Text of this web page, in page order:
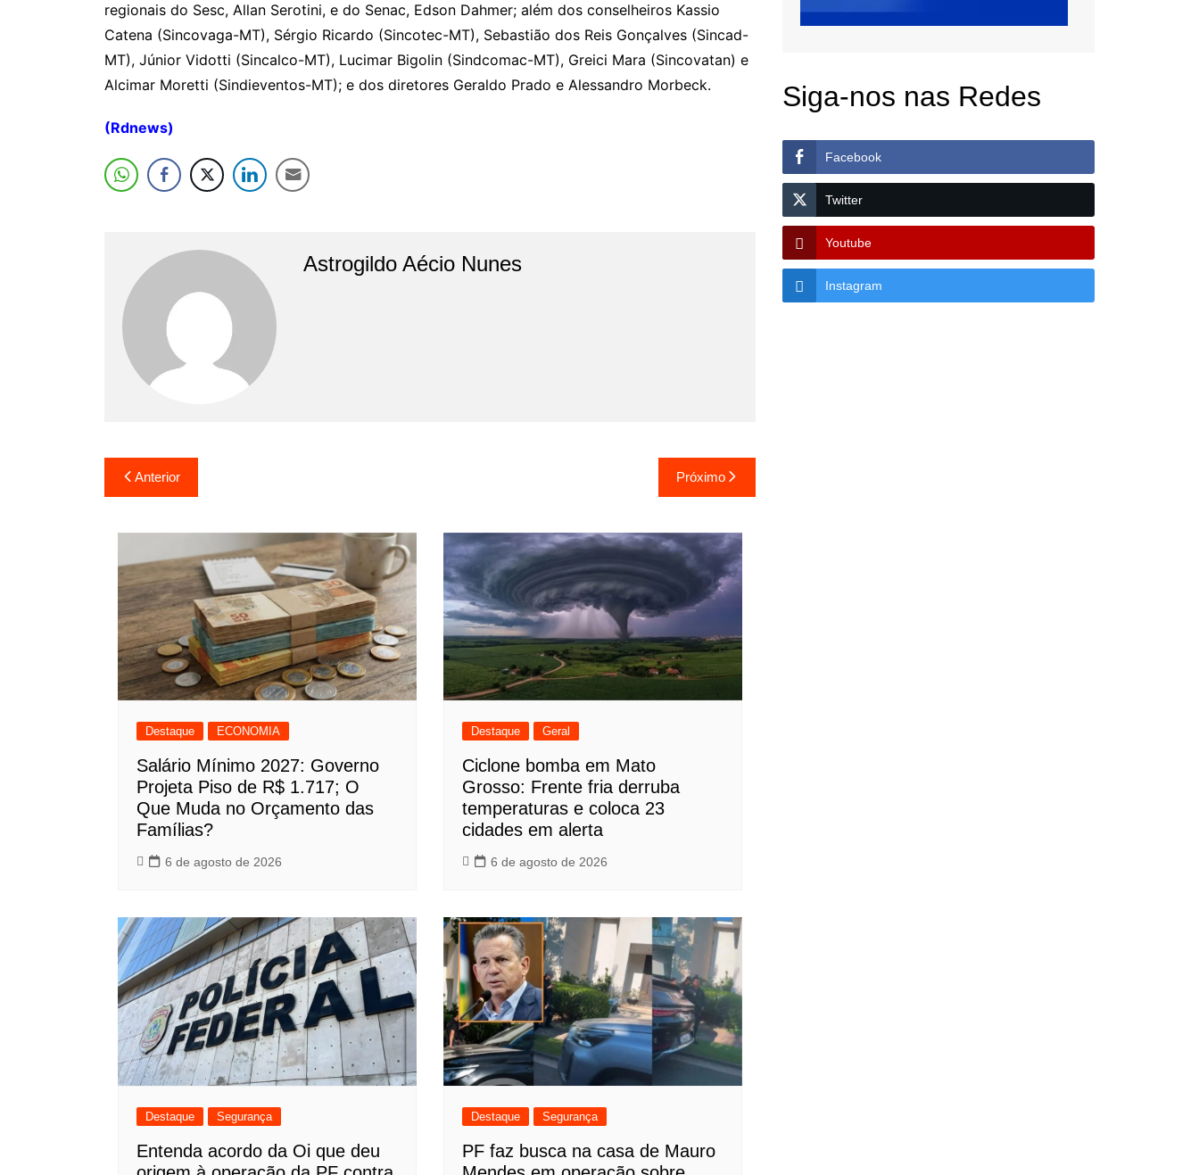
regionais do Sesc, Allan Serotini, e do Senac, Edson Dahmer; além dos conselheiros Kassio
Catena (Sincovaga-MT), Sérgio Ricardo (Sincotec-MT), Sebastião dos Reis Gonçalves (Sincad-
MT), Júnior Vidotti (Sincalco-MT), Lucimar Bigolin (Sindcomac-MT), Greici Mara (Sincovatan) e
Alcimar Moretti (Sindieventos-MT); e dos diretores Geraldo Prado e Alessandro Morbeck.
(Rdnews)
Astrogildo Aécio Nunes
Navegação
de
Post
Anterior Próximo
Destaque ECONOMIA
Salário Mínimo 2027: Governo
Projeta Piso de R$ 1.717; O
Que Muda no Orçamento das
Famílias?
6 de agosto de 2026
Destaque Geral
Ciclone bomba em Mato
Grosso: Frente fria derruba
temperaturas e coloca 23
cidades em alerta
6 de agosto de 2026
Destaque Segurança
Entenda acordo da Oi que deu
Destaque Segurança
PF faz busca na casa de Mauro
Siga-nos nas Redes
Facebook
Twitter
Youtube
Instagram